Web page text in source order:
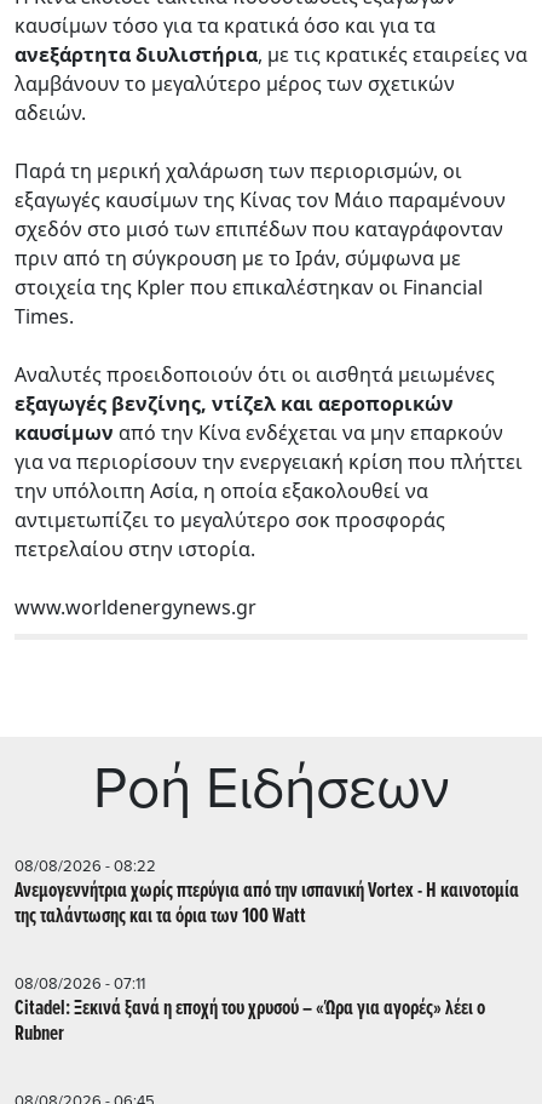
καυσίμων τόσο για τα κρατικά όσο και για τα
ανεξάρτητα διυλιστήρια, με τις κρατικές εταιρείες να
λαμβάνουν το μεγαλύτερο μέρος των σχετικών
αδειών.
Παρά τη μερική χαλάρωση των περιορισμών, οι
εξαγωγές καυσίμων της Κίνας τον Μάιο παραμένουν
σχεδόν στο μισό των επιπέδων που καταγράφονταν
πριν από τη σύγκρουση με το Ιράν, σύμφωνα με
στοιχεία της Kpler που επικαλέστηκαν οι Financial
Times.
Αναλυτές προειδοποιούν ότι οι αισθητά μειωμένες
εξαγωγές βενζίνης, ντίζελ και αεροπορικών
καυσίμων από την Κίνα ενδέχεται να μην επαρκούν
για να περιορίσουν την ενεργειακή κρίση που πλήττει
την υπόλοιπη Ασία, η οποία εξακολουθεί να
αντιμετωπίζει το μεγαλύτερο σοκ προσφοράς
πετρελαίου στην ιστορία.
www.worldenergynews.gr
Ρoή Ειδήσεων
08/08/2026 - 08:22
Ανεμογεννήτρια χωρίς πτερύγια από την ισπανική Vortex - Η καινοτομία
της ταλάντωσης και τα όρια των 100 Watt
08/08/2026 - 07:11
Citadel: Ξεκινά ξανά η εποχή του χρυσού – «Ώρα για αγορές» λέει ο
Rubner